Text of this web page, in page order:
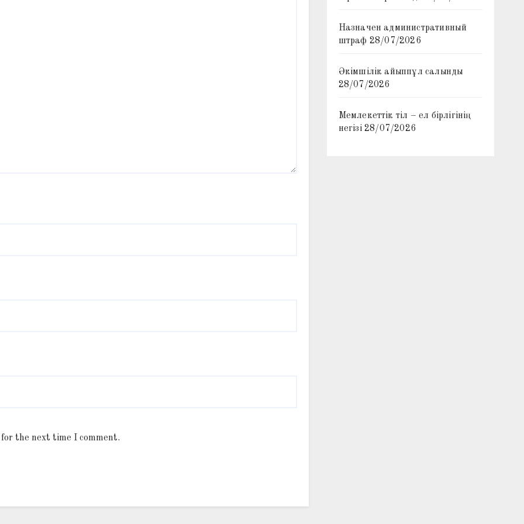
the next time I comment.
Назначен административный
штраф 28/07/2026
Әкімшілік айыппұл салынды
28/07/2026
Мемлекеттік тіл – ел бірлігінің
негізі 28/07/2026